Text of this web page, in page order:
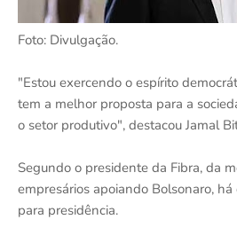
Foto: Divulgação.
"Estou exercendo o espírito
tem a melhor proposta para a
o setor produtivo", destacou Jamal
Segundo o presidente da Fibra, da
empresários apoiando Bolsonaro,
para presidência.